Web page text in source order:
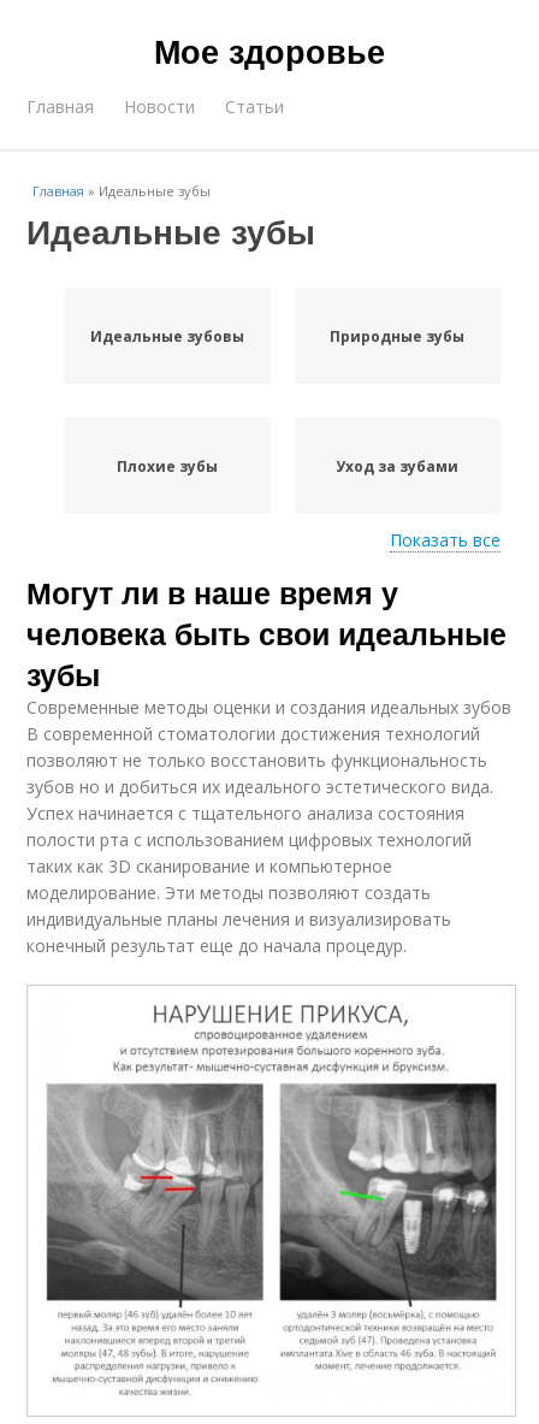
Мое здоровье
Главная Новости Статьи
Главная » Идеальные зубы
Идеальные зубы
Идеальные зубовы Природные зубы
Плохие зубы Уход за зубами
Зубы в природе
Различия в
идеальных зубах
Зубы между
мужчинами
Показать все
Могут ли в наше время у
человека быть свои идеальные
зубы
Современные методы оценки и создания идеальных зубов
В современной стоматологии достижения технологий
позволяют не только восстановить функциональность
зубов но и добиться их идеального эстетического вида.
Успех начинается с тщательного анализа состояния
полости рта с использованием цифровых технологий
таких как 3D сканирование и компьютерное
моделирование. Эти методы позволяют создать
индивидуальные планы лечения и визуализировать
конечный результат еще до начала процедур.